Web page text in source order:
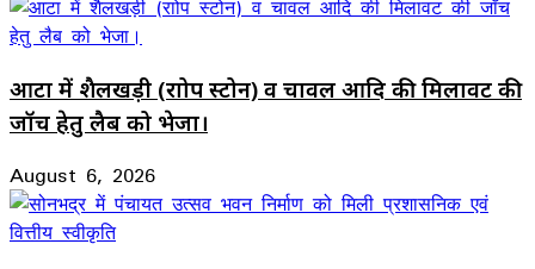
आटा में शैलखड़ी (राोप स्टोन) व चावल आदि की मिलावट की
जॉच हेतु लैब को भेजा।
August 6, 2026